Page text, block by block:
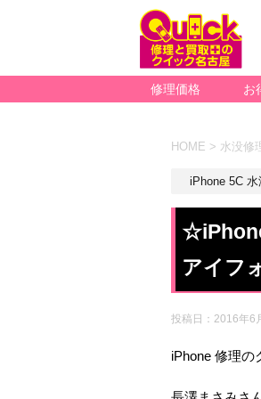
修理価格 お
HOME > 水没修
iPhone 5C 水
アイフ
投稿日：2016年6
iPhone 修理の